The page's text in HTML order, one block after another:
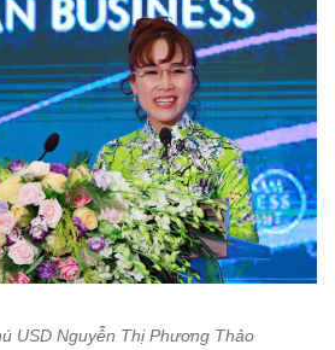
USD Nguyễn Thị Phương Thảo